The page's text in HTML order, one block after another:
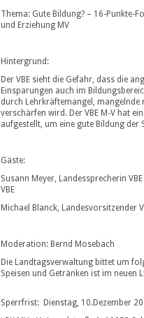
Thema: Gute Bildung? – 16-Punkte-
und Erziehung MV
Hintergrund:
Der VBE sieht die Gefahr, dass die
Einsparungen auch im
durch Lehrkräftemangel,
verschärfen wird. Der VBE M-V hat
aufgestellt, um eine gute Bildung der
Gäste:
Susann Meyer, Landessprecherin
VBE
Michael Blanck, Landesvorsitzender
Moderation: Bernd Mosebach
Die Landtagsverwaltung bittet um
Speisen und Getränken ist im neuen
Sperrfrist: Dienstag, 10.Dezember